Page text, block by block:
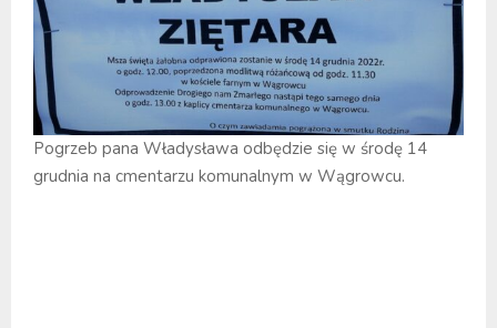
Pogrzeb pana Władysława odbędzie się w środę 14
grudnia na cmentarzu komunalnym w Wągrowcu.